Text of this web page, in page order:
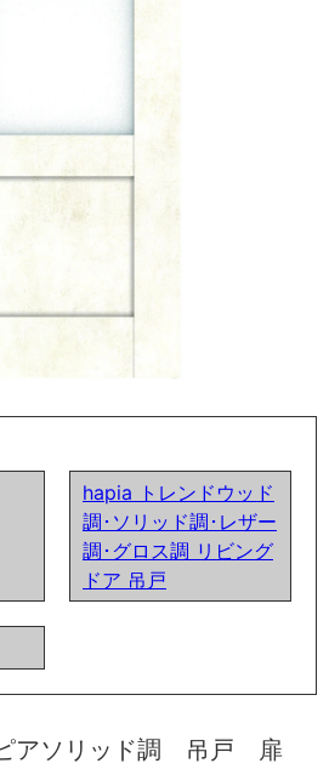
hapia トレンドウッド
調･ソリッド調･レザー
調･グロス調 リビング
ドア 吊戸
アソリッド調 吊戸 扉